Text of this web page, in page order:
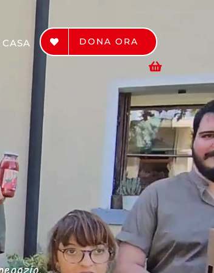
CASA DONA ORA